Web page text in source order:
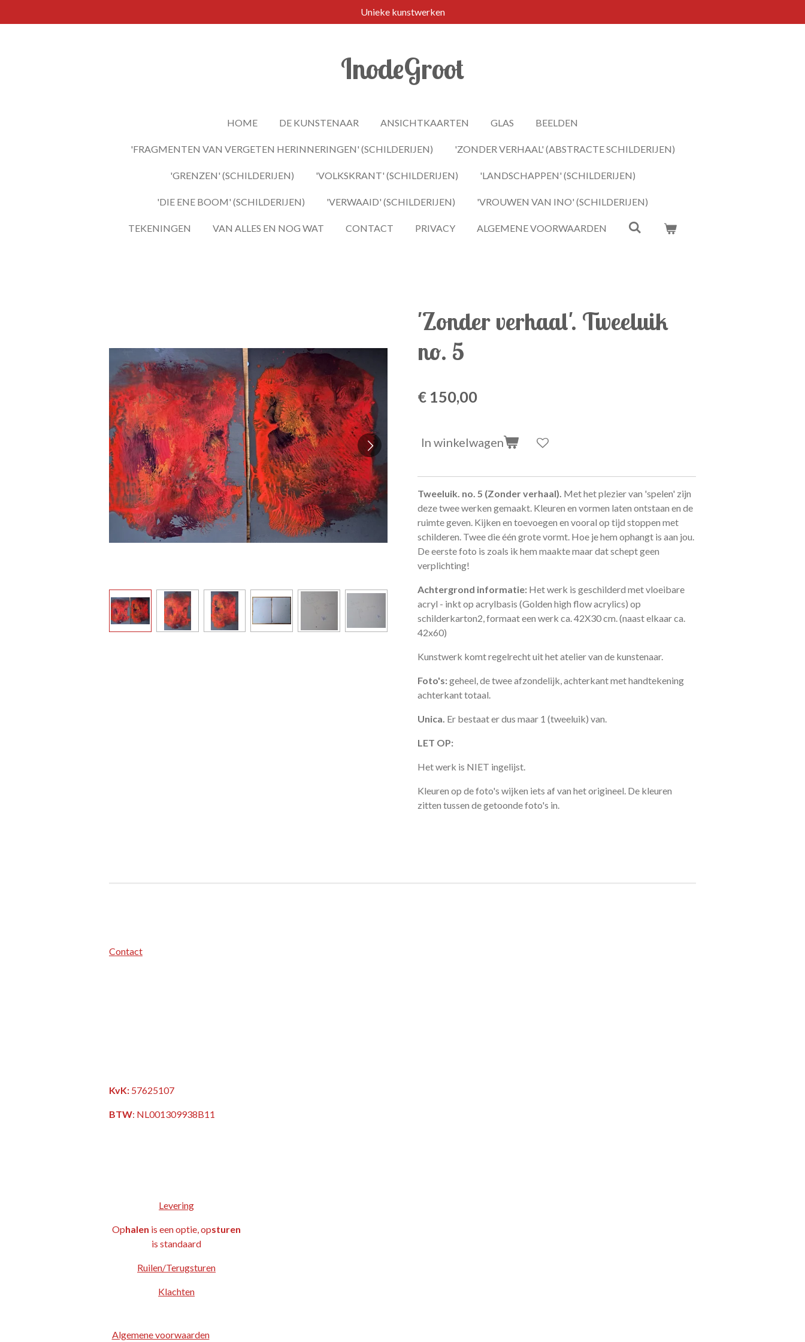
direct
Unieke kunstwerken
InodeGroot
HOME DE KUNSTENAAR ANSICHTKAARTEN GLAS BEELDEN
'FRAGMENTEN VAN VERGETEN HERINNERINGEN' (SCHILDERIJEN) 'ZONDER VERHAAL' (ABSTRACTE SCHILDERIJEN)
'GRENZEN' (SCHILDERIJEN) 'VOLKSKRANT' (SCHILDERIJEN) 'LANDSCHAPPEN' (SCHILDERIJEN)
'DIE ENE BOOM' (SCHILDERIJEN) 'VERWAAID' (SCHILDERIJEN) 'VROUWEN VAN INO' (SCHILDERIJEN)
TEKENINGEN VAN ALLES EN NOG WAT CONTACT PRIVACY ALGEMENE VOORWAARDEN
'Zonder verhaal'. Tweeluik
no. 5
€ 150,00
In winkelwagen
Tweeluik. no. 5 (Zonder verhaal). Met het plezier van 'spelen' zijn
deze twee werken gemaakt. Kleuren en vormen laten ontstaan en de
ruimte geven. Kijken en toevoegen en vooral op tijd stoppen met
schilderen. Twee die één grote vormt. Hoe je hem ophangt is aan jou.
De eerste foto is zoals ik hem maakte maar dat schept geen
verplichting!
Achtergrond informatie: Het werk is geschilderd met vloeibare
acryl - inkt op acrylbasis (Golden high flow acrylics) op
schilderkarton2, formaat een werk ca. 42X30 cm. (naast elkaar ca.
42x60)
Kunstwerk komt regelrecht uit het atelier van de kunstenaar.
Foto's:geheel, de twee afzondelijk, achterkant met handtekening
achterkant totaal.
Unica. Er bestaat er dus maar 1 (tweeluik) van.
LET OP:
Het werk is NIET ingelijst.
Kleuren op de foto's wijken iets af van het origineel. De kleuren
zitten tussen de getoonde foto's in.
Contact
KvK: 57625107
BTW: NL001309938B11
Levering
Ophalen is een optie, opsturen
is standaard
Ruilen/Terugsturen
Klachten
Algemene voorwaarden